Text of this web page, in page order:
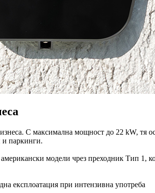
С максимална мощност до 22 kW, тя
и паркинги.
модели чрез преходник Тип 1,
експлоатация при интензивна употреба